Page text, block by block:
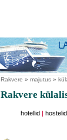
Rakvere » majutus »
Rakvere
hotellid hostelid